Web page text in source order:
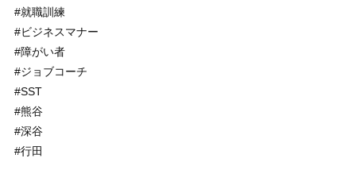
#就職訓練
#ビジネスマナー
#障がい者
#ジョブコーチ
#SST
#熊谷
#深谷
#行田